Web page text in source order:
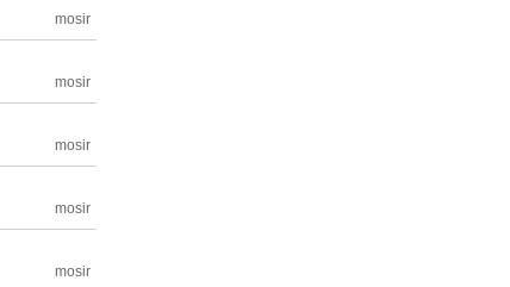
mosir
mosir
mosir
mosir
mosir